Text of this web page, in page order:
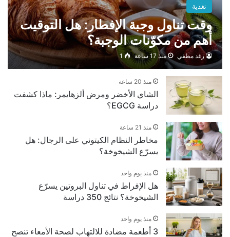
تغذية
وقت تناول وجبة الإفطار: هل التوقيت
أهم من مكوّنات الوجبة؟
رغد مطفي منذ 17 ساعة 1
منذ 20 ساعة
الشاي الأخضر ومرض ألزهايمر: ماذا كشفت
دراسة EGCG؟
منذ 21 ساعة
مخاطر النظام الكيتوني على الرجال: هل
يسرّع الشيخوخة؟
منذ يوم واحد
هل الإفراط في تناول البروتين يسرّع
الشيخوخة؟ نتائج 350 دراسة
منذ يوم واحد
3 أطعمة مضادة للالتهاب لصحة الأمعاء تنصح